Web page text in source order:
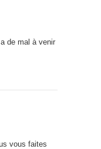
de mal à venir
vous faites